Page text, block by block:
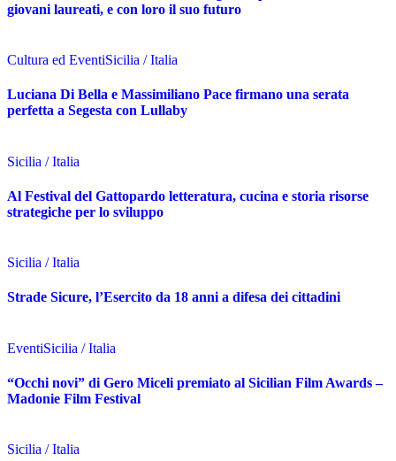
giovani laureati, e con loro il suo futuro
Cultura ed EventiSicilia / Italia
Luciana Di Bella e Massimiliano Pace firmano una serata
perfetta a Segesta con Lullaby
Sicilia / Italia
Al Festival del Gattopardo letteratura, cucina e storia risorse
strategiche per lo sviluppo
Sicilia / Italia
Strade Sicure, l’Esercito da 18 anni a difesa dei cittadini
EventiSicilia / Italia
“Occhi novi” di Gero Miceli premiato al Sicilian Film Awards –
Madonie Film Festival
Sicilia / Italia